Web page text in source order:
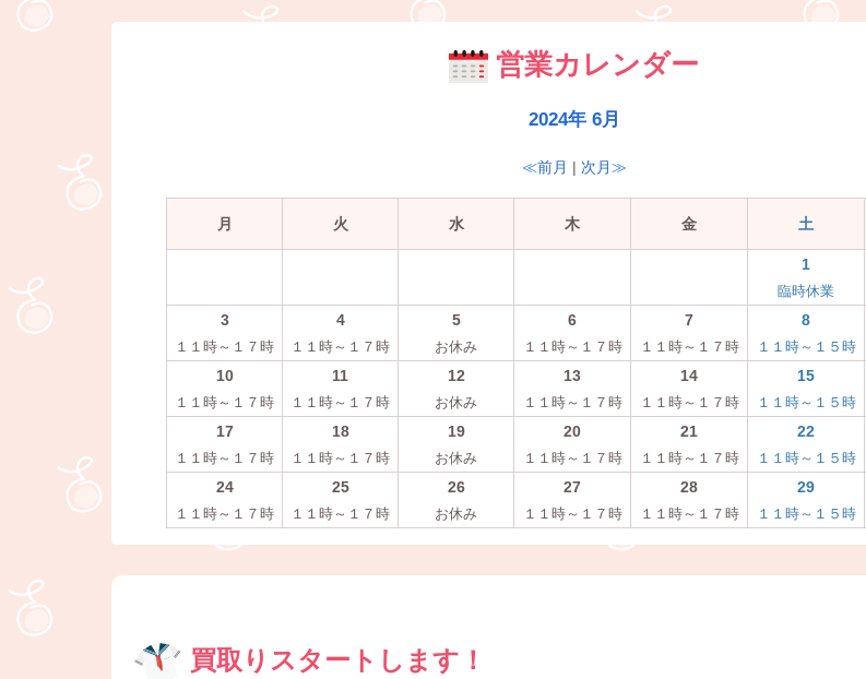
営業カレンダー
2024年 6月
≪前月 | 次月≫
月 火 水 木 金 土
1
臨時休業
3
１１時～１７時
4
１１時～１７時
5
お休み
6
１１時～１７時
7
１１時～１７時
8
１１時～１５時
10
１１時～１７時
11
１１時～１７時
12
お休み
13
１１時～１７時
14
１１時～１７時
15
１１時～１５時
17
１１時～１７時
18
１１時～１７時
19
お休み
20
１１時～１７時
21
１１時～１７時
22
１１時～１５時
24
１１時～１７時
25
１１時～１７時
26
お休み
27
１１時～１７時
28
１１時～１７時
29
１１時～１５時
買取りスタートします！